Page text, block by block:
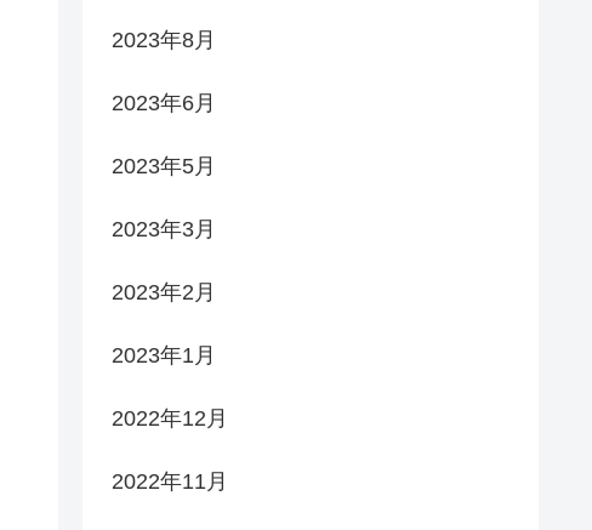
2023年8月
2023年6月
2023年5月
2023年3月
2023年2月
2023年1月
2022年12月
2022年11月